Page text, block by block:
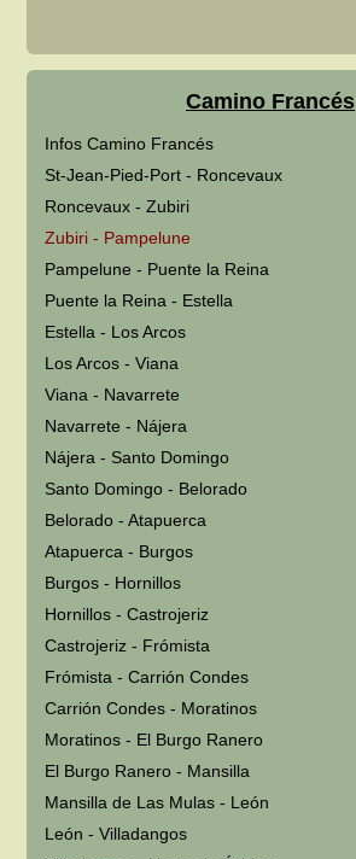
Camino Francés
Infos Camino Francés
St-Jean-Pied-Port - Roncevaux
Roncevaux - Zubiri
Zubiri - Pampelune
Pampelune - Puente la Reina
Puente la Reina - Estella
Estella - Los Arcos
Los Arcos - Viana
Viana - Navarrete
Navarrete - Nájera
Nájera - Santo Domingo
Santo Domingo - Belorado
Belorado - Atapuerca
Atapuerca - Burgos
Burgos - Hornillos
Hornillos - Castrojeriz
Castrojeriz - Frómista
Frómista - Carrión Condes
Carrión Condes - Moratinos
Moratinos - El Burgo Ranero
El Burgo Ranero - Mansilla
Mansilla de Las Mulas - León
León - Villadangos